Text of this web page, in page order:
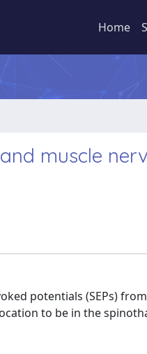
Home
muscle
potentials (SEPs)
to be in the